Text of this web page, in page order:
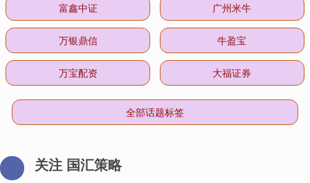
富鑫中证 广州米牛
万银鼎信 牛盈宝
万宝配资 大福证券
全部话题标签
关注 国汇策略